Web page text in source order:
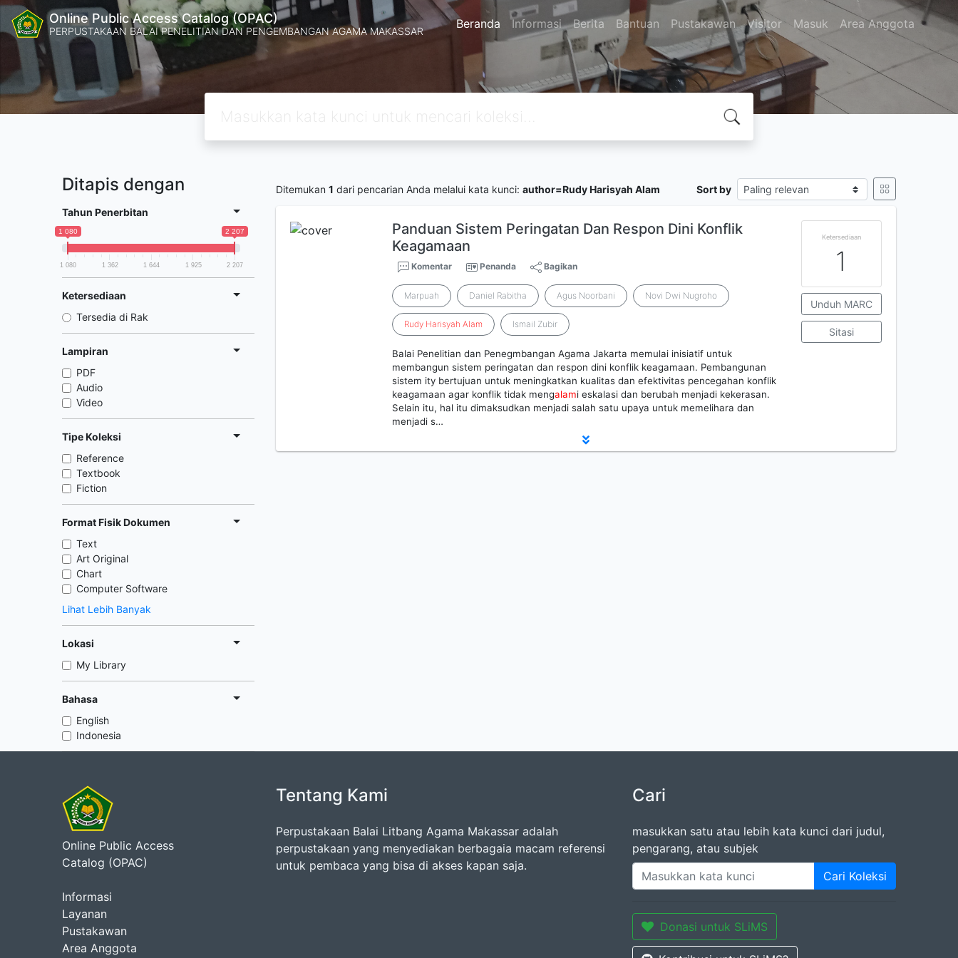
Online Public Access Catalog (OPAC)
PERPUSTAKAAN BALAI PENELITIAN DAN PENGEMBANGAN AGAMA MAKASSAR Beranda Informasi Berita Bantuan Pustakawan Visitor Masuk Area Anggota
Ditapis dengan
Tahun Penerbitan
1 080 2 207
1 080 1 362 1 644 1 925 2 207
Ketersediaan
Tersedia di Rak
Lampiran
PDF
Audio
Video
Tipe Koleksi
Reference
Textbook
Fiction
Format Fisik Dokumen
Text
Art Original
Chart
Computer Software
Lihat Lebih Banyak
Lokasi
My Library
Bahasa
English
Indonesia
Ditemukan 1 dari pencarian Anda melalui kata kunci: author=Rudy Harisyah Alam Sort by
Panduan Sistem Peringatan Dan Respon Dini Konflik
Keagamaan
Komentar Penanda Bagikan
Marpuah Daniel Rabitha Agus Noorbani Novi Dwi Nugroho
Rudy Harisyah Alam Ismail Zubir
Balai Penelitian dan Penegmbangan Agama Jakarta memulai inisiatif untuk
membangun sistem peringatan dan respon dini konflik keagamaan. Pembangunan
sistem ity bertujuan untuk meningkatkan kualitas dan efektivitas pencegahan konflik
keagamaan agar konflik tidak mengalami eskalasi dan berubah menjadi kekerasan.
Selain itu, hal itu dimaksudkan menjadi salah satu upaya untuk memelihara dan
menjadi s…
Ketersediaan
1
Unduh MARC
Sitasi
Online Public Access
Catalog (OPAC)
Informasi
Layanan
Pustakawan
Area Anggota
Tentang Kami
Perpustakaan Balai Litbang Agama Makassar adalah
perpustakaan yang menyediakan berbagaia macam referensi
untuk pembaca yang bisa di akses kapan saja.
Cari
masukkan satu atau lebih kata kunci dari judul,
pengarang, atau subjek
Cari Koleksi
Donasi untuk SLiMS